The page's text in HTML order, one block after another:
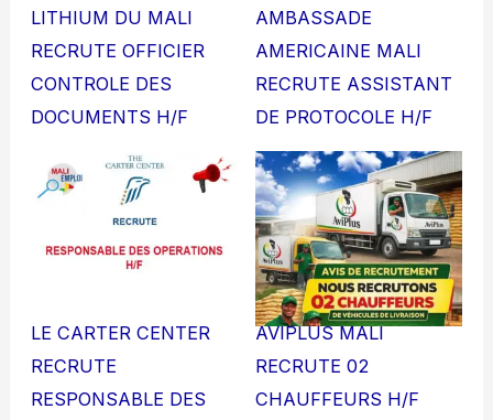
LITHIUM DU MALI
RECRUTE OFFICIER
CONTROLE DES
DOCUMENTS H/F
AMBASSADE
AMERICAINE MALI
RECRUTE ASSISTANT
DE PROTOCOLE H/F
LE CARTER CENTER
RECRUTE
RESPONSABLE DES
AVIPLUS MALI
RECRUTE 02
CHAUFFEURS H/F